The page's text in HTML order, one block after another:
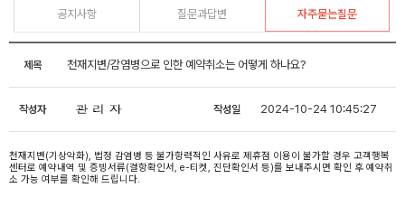
공지사항 질문과답변 자주묻는질문
제목 천재지변/감염병으로 인한 예약취소는 어떻게 하나요?
작성자 작성일 2024-10-24 10:45:27
천재지변(기상악화), 법정 감염병 등 불가항력적인 사유로 제휴점 이용이 불가할 경우 고객행복
센터로 예약내역 및 증빙서류(결항확인서, e-티켓, 진단확인서 등)를 보내주시면 확인 후 예약취
소 가능 여부를 확인해 드립니다.